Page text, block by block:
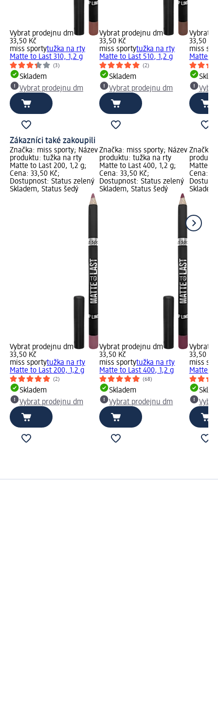
Vybrat prodejnu dm
33,50 Kč
miss sportytužka na rty
Matte to Last 310, 1,2 g
(3)
Skladem
Vybrat prodejnu dm
Vybrat prodejnu dm
33,50 Kč
miss sportytužka na rty
Matte to Last 510, 1,2 g
(2)
Skladem
Vybrat prodejnu dm
Vybrat
33,50 Kč
miss
Matte to
Zákazníci také zakoupili
Značka: miss sporty; Název
produktu: tužka na rty
Matte to Last 200, 1,2 g;
Cena: 33,50 Kč;
Dostupnost: Status zelený
Skladem, Status šedý
Vybrat prodejnu dm
33,50 Kč
miss sportytužka na rty
Matte to Last 200, 1,2 g
(2)
Skladem
Vybrat prodejnu dm
Značka: miss sporty; Název
produktu: tužka na rty
Matte to Last 400, 1,2 g;
Cena: 33,50 Kč;
Dostupnost: Status zelený
Skladem, Status šedý
Vybrat prodejnu dm
33,50 Kč
miss sportytužka na rty
Matte to Last 400, 1,2 g
(68)
Skladem
Vybrat prodejnu dm
Značka:
Matte to
Cena:
Vybrat
33,50 Kč
miss
Matte to